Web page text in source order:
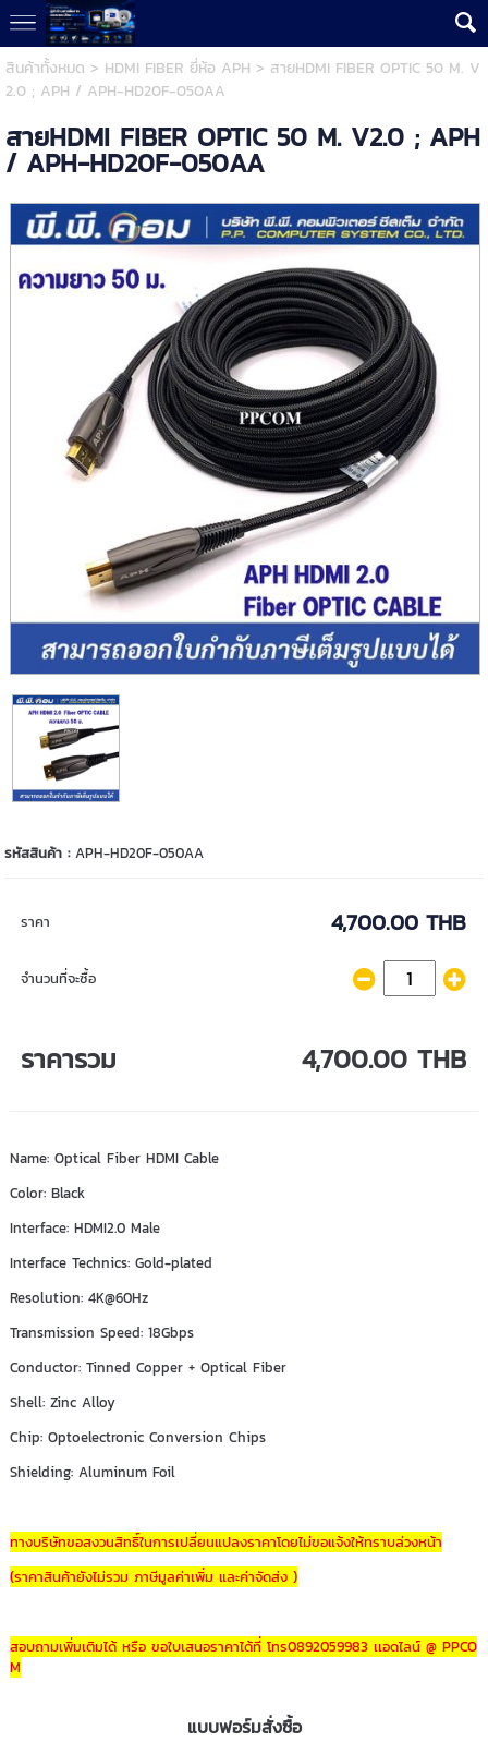
สินค้าทั้งหมด > HDMI FIBER ยี่ห้อ APH > สายHDMI FIBER OPTIC 50 M. V
2.0 ; APH / APH-HD20F-050AA
สายHDMI FIBER OPTIC 50 M. V2.0 ; APH
/ APH-HD20F-050AA
รหัสสินค้า :APH-HD20F-050AA
ราคา 4,700.00 THB
จำนวนที่จะซื้อ
ราคารวม 4,700.00 THB
Name: Optical Fiber HDMI Cable
Color: Black
Interface: HDMI2.0 Male
Interface Technics: Gold-plated
Resolution: 4K@60Hz
Transmission Speed: 18Gbps
Conductor: Tinned Copper + Optical Fiber
Shell: Zinc Alloy
Chip: Optoelectronic Conversion Chips
Shielding: Aluminum Foil
ทางบริษัทขอสงวนสิทธิ์ในการเปลี่ยนแปลงราคาโดยไม่ขอแจ้งให้ทราบล่วงหน้า
(ราคาสินค้ายังไม่รวม ภาษีมูลค่าเพิ่ม และค่าจัดส่ง )
สอบถามเพิ่มเติมได้ หรือ ขอใบเสนอราคาได้ที่ โทร0892059983 เเอดไลน์ @ PPCO
M
แบบฟอร์มสั่งซื้อ